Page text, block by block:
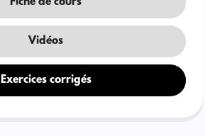
Vidéos
Exercices corrigés